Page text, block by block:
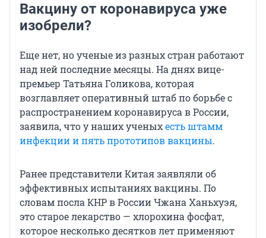
Вакцину от коронавируса уже
изобрели?
Еще нет, но ученые из разных стран работают
над ней последние месяцы. На днях вице-
премьер Татьяна Голикова, которая
возглавляет оперативный штаб по борьбе с
распространением коронавируса в России,
заявила, что у наших ученыхесть штамм
инфекции и пять прототипов вакцины.
Ранее представители Китая заявляли об
эффективных испытаниях вакцины. По
словам посла КНР в России Чжана Ханьхуэя,
это старое лекарство — хлорохина фосфат,
которое несколько десятков лет применяют